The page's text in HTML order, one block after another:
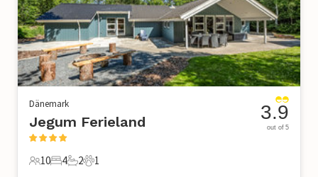
Dänemark
Jegum Ferieland
10 Gäste
10
4 Schlafzimmer
4
2 Badezimmer
2
1 Haustier
1
3.9
out of 5